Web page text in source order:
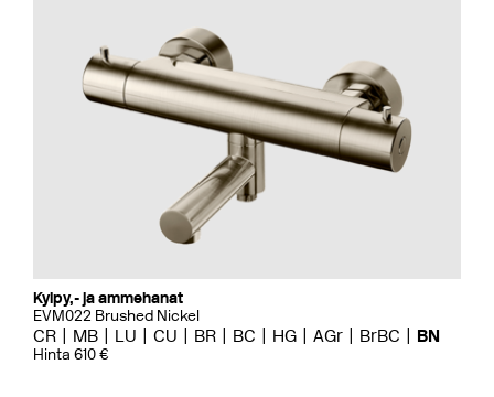
Kylpy,- ja ammehanat
EVM022 Brushed Nickel
CR MB LU CU BR BC HG AGr BrBC BN
Hinta 610 €